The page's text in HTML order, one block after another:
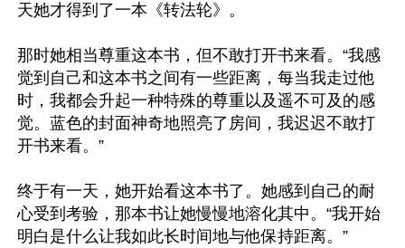
天她才得到了一本《转法轮》。
那时她相当尊重这本书，但不敢打开书来看。“我感
觉到自己和这本书之间有一些距离，每当我走过他
时，我都会升起一种特殊的尊重以及遥不可及的感
觉。蓝色的封面神奇地照亮了房间，我迟迟不敢打
开书来看。”
终于有一天，她开始看这本书了。她感到自己的耐
心受到考验，那本书让她慢慢地溶化其中。“我开始
明白是什么让我如此长时间地与他保持距离。”